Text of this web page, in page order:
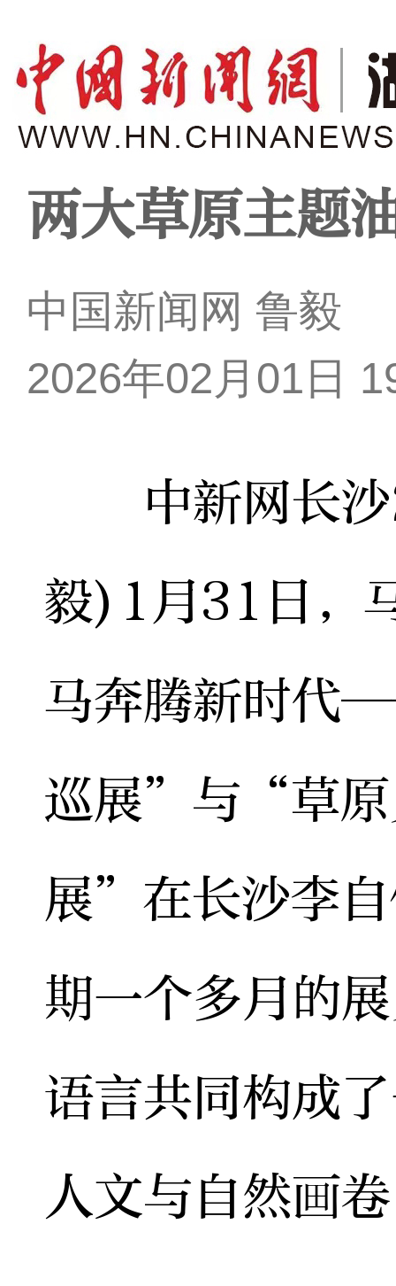
两大草原主题
中国新闻网 鲁毅
2026年02月01日
中新网长沙
毅)1月31日，
马奔腾新时代
巡展”与“草
展”在长沙李
期一个多月的
语言共同构成
人文与自然画